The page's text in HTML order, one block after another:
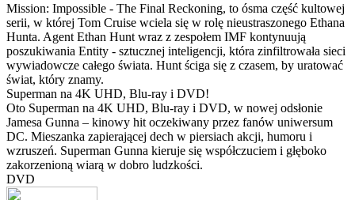
Mission: Impossible - The Final Reckoning, to ósma część kultowej
serii, w której Tom Cruise wciela się w rolę nieustraszonego Ethana
Hunta. Agent Ethan Hunt wraz z zespołem IMF kontynuują
poszukiwania Entity - sztucznej inteligencji, która zinfiltrowała sieci
wywiadowcze całego świata. Hunt ściga się z czasem, by uratować
świat, który znamy.
Superman na 4K UHD, Blu-ray i DVD!
Oto Superman na 4K UHD, Blu-ray i DVD, w nowej odsłonie
Jamesa Gunna – kinowy hit oczekiwany przez fanów uniwersum
DC. Mieszanka zapierającej dech w piersiach akcji, humoru i
wzruszeń. Superman Gunna kieruje się współczuciem i głęboko
zakorzenioną wiarą w dobro ludzkości.
DVD